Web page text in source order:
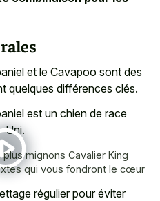
et le Cavapoo sont des
quelques différences clés.
est un chien de race
Uni.
plus mignons Cavalier King
qui vous fondront le cœur
régulier pour éviter